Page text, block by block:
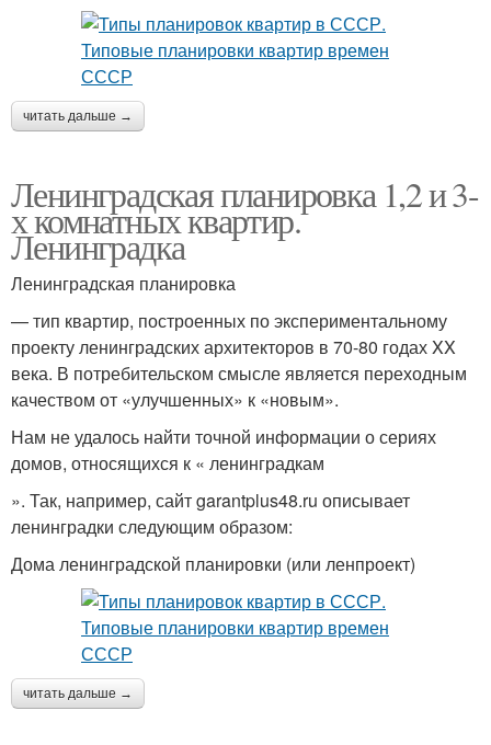
читать дальше →
Ленинградская планировка 1,2 и 3-
х комнатных квартир.
Ленинградка
Ленинградская планировка
— тип квартир, построенных по экспериментальному
проекту ленинградских архитекторов в 70-80 годах XX
века. В потребительском смысле является переходным
качеством от «улучшенных» к «новым».
Нам не удалось найти точной информации о сериях
домов, относящихся к « ленинградкам
». Так, например, сайт garantplus48.ru описывает
ленинградки следующим образом:
Дома ленинградской планировки (или ленпроект)
читать дальше →